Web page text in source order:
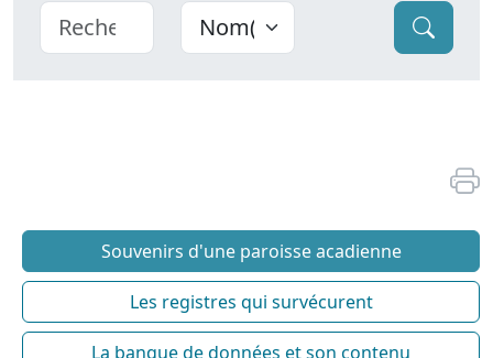
Souvenirs d'une paroisse acadienne
Les registres qui survécurent
La banque de données et son contenu